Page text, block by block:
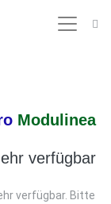
Modulinea
verfügbar
verfügbar. Bitte